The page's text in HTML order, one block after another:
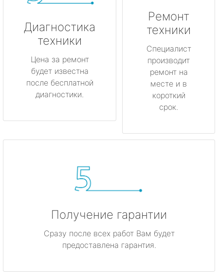
Диагностика
техники
Цена за ремонт
будет известна
после бесплатной
диагностики.
Ремонт
техники
Специалист
производит
ремонт на
месте и в
короткий
срок.
Получение гарантии
Сразу после всех работ Вам будет
предоставлена гарантия.